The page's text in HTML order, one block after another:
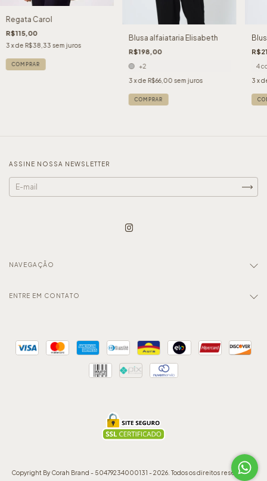
Regata Carol
R$115,00
3 x de R$38,33 sem juros
COMPRAR
Blusa alfaiataria Elisabeth
R$198,00
+2
3 x de R$66,00 sem juros
COMPRAR
4
3 x
ASSINE NOSSA NEWSLETTER
NAVEGAÇÃO
ENTRE EM CONTATO
Copyright By Corah Brand - 50479234000131 - 2026. Todos os direitos reservados.